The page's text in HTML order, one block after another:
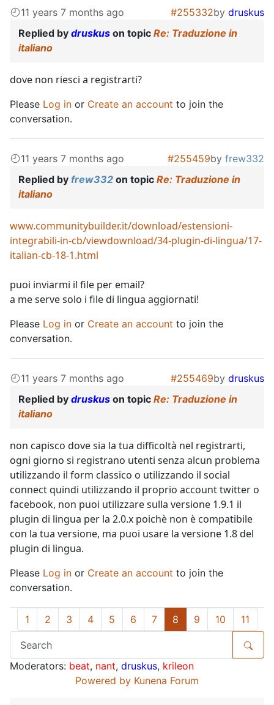
11 years 7 months ago #255332by druskus
Replied by druskus on topic Re: Traduzione in
italiano
dove non riesci a registrarti?
Please Log in or Create an account to join the
conversation.
11 years 7 months ago #255459by frew332
Replied by frew332 on topic Re: Traduzione in
italiano
www.communitybuilder.it/download/estensioni-
integrabili-in-cb/viewdownload/34-plugin-di-lingua/17-
italian-cb-18-1.html
puoi inviarmi il file per email?
a me serve solo i file di lingua aggiornati!
Please Log in or Create an account to join the
conversation.
11 years 7 months ago #255469by druskus
Replied by druskus on topic Re: Traduzione in
italiano
non capisco dove sia la tua difficoltà nel registrarti,
ogni giorno si registrano utenti senza alcun problema
utilizzando il form classico o utilizzando il social
connect quindi utilizzando il proprio account twitter o
facebook, non puoi utilizzare sulla versione 1.9.1 il
plugin di lingua per la 2.0.x poichè non è compatibile
con la tua versione, ma puoi usare la versione 1.8 del
plugin di lingua.
Please Log in or Create an account to join the
conversation.
1 2 3 4 5 6 7 8 9 10 11
Moderators: beat, nant, druskus, krileon
Powered by Kunena Forum